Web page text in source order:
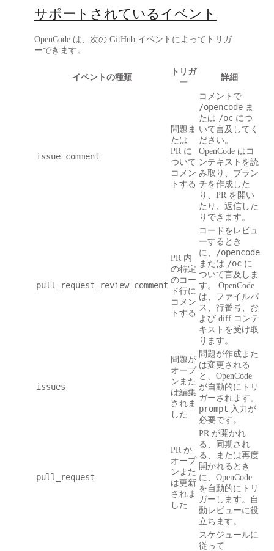
サポートされているイベント
OpenCode は、次の GitHub イベントによってトリガ
ーできます。
イベントの種類
トリガ
ー
詳細
issue_comment
問題ま
たは
PR に
ついて
コメン
トする
コメントで
/opencode ま
たは /oc につ
いて言及してく
ださい。
OpenCode はコ
ンテキストを読
み取り、ブラン
チを作成した
り、PR を開い
たり、返信した
りできます。
pull_request_review_comment
PR 内
の特定
のコー
ド行に
コメン
トする
コードをレビュ
ーするとき
に、
/opencode
または /oc に
ついて言及しま
す。 OpenCode
は、ファイルパ
ス、行番号、お
よび diff コンテ
キストを受け取
ります。
issues
問題が
オープ
ンまた
は編集
されま
した
問題が作成また
は変更される
と、OpenCode
が自動的にトリ
ガーされます。
prompt 入力が
必要です。
pull_request
PR が
オープ
ンまた
は更新
されま
した
PR が開かれ
る、同期され
る、または再度
開かれるとき
に、OpenCode
を自動的にトリ
ガーします。自
動レビューに役
立ちます。
スケジュールに
従って